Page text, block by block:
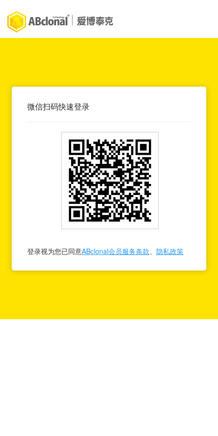
微信扫码快速登录
登录视为您已同意ABclonal会员服务条款、 隐私政策